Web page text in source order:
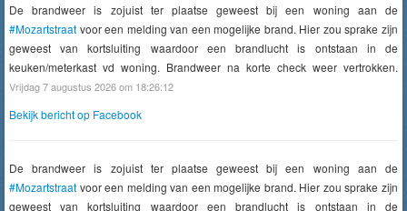
De brandweer is zojuist ter plaatse geweest bij een woning aan de
#Mozartstraat voor een melding van een mogelijke brand. Hier zou sprake zijn
geweest van kortsluiting waardoor een brandlucht is ontstaan in de
keuken/meterkast vd woning. Brandweer na korte check weer vertrokken.
Vrijdag 7 augustus 2026 om 18:26:12
Bekijk bericht op Facebook
De brandweer is zojuist ter plaatse geweest bij een woning aan de
#Mozartstraat voor een melding van een mogelijke brand. Hier zou sprake zijn
geweest van kortsluiting waardoor een brandlucht is ontstaan in de